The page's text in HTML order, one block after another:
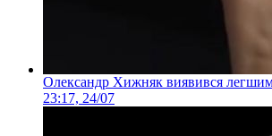
Олександр Хижняк виявився
23:17, 24/07